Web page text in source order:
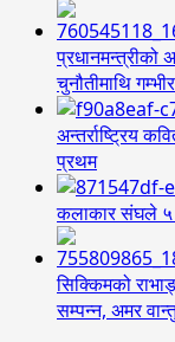
प्रधानमन्त्रीको
चुनौतीमाथि
अन्तर्राष्ट्रिय
प्रथम
कलाकार संघले ५
सिक्किमको
सम्पन्न, अमर